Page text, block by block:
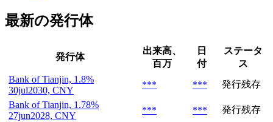
最新の発行体
発行体
出来高、
百万
日
付
ステータ
ス
Bank of Tianjin, 1.8%
30jul2030, CNY
*** ***
発行残存
Bank of Tianjin, 1.78%
27jun2028, CNY
*** ***
発行残存